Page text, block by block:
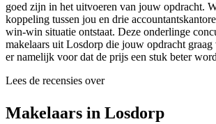
goed zijn in het uitvoeren van jouw opdracht.
koppeling tussen jou en drie
win-win situatie ontstaat. Deze onderlinge
makelaars uit Losdorp die jouw opdracht
er namelijk voor dat de prijs een stuk beter
Lees de recensies over
Makelaars in Losdorp